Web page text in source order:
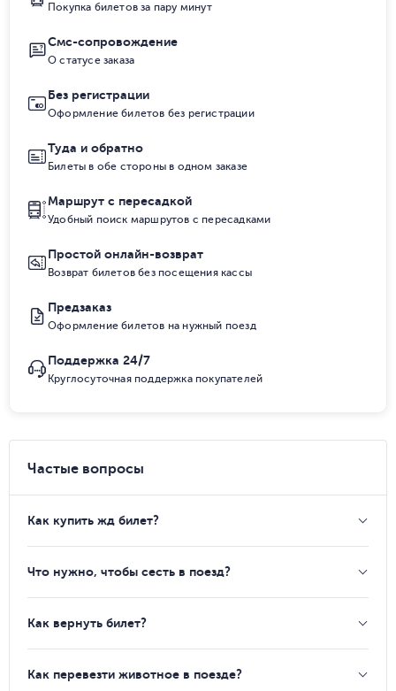
Покупка билетов за пару минут
Смс-сопровождение
О статусе заказа
Без регистрации
Оформление билетов без регистрации
Туда и обратно
Билеты в обе стороны в одном заказе
Маршрут с пересадкой
Удобный поиск маршрутов с пересадками
Простой онлайн-возврат
Возврат билетов без посещения кассы
Предзаказ
Оформление билетов на нужный поезд
Поддержка 24/7
Круглосуточная поддержка покупателей
Частые вопросы
Как купить жд билет?
Что нужно, чтобы сесть в поезд?
Как вернуть билет?
Как перевезти животное в поезде?